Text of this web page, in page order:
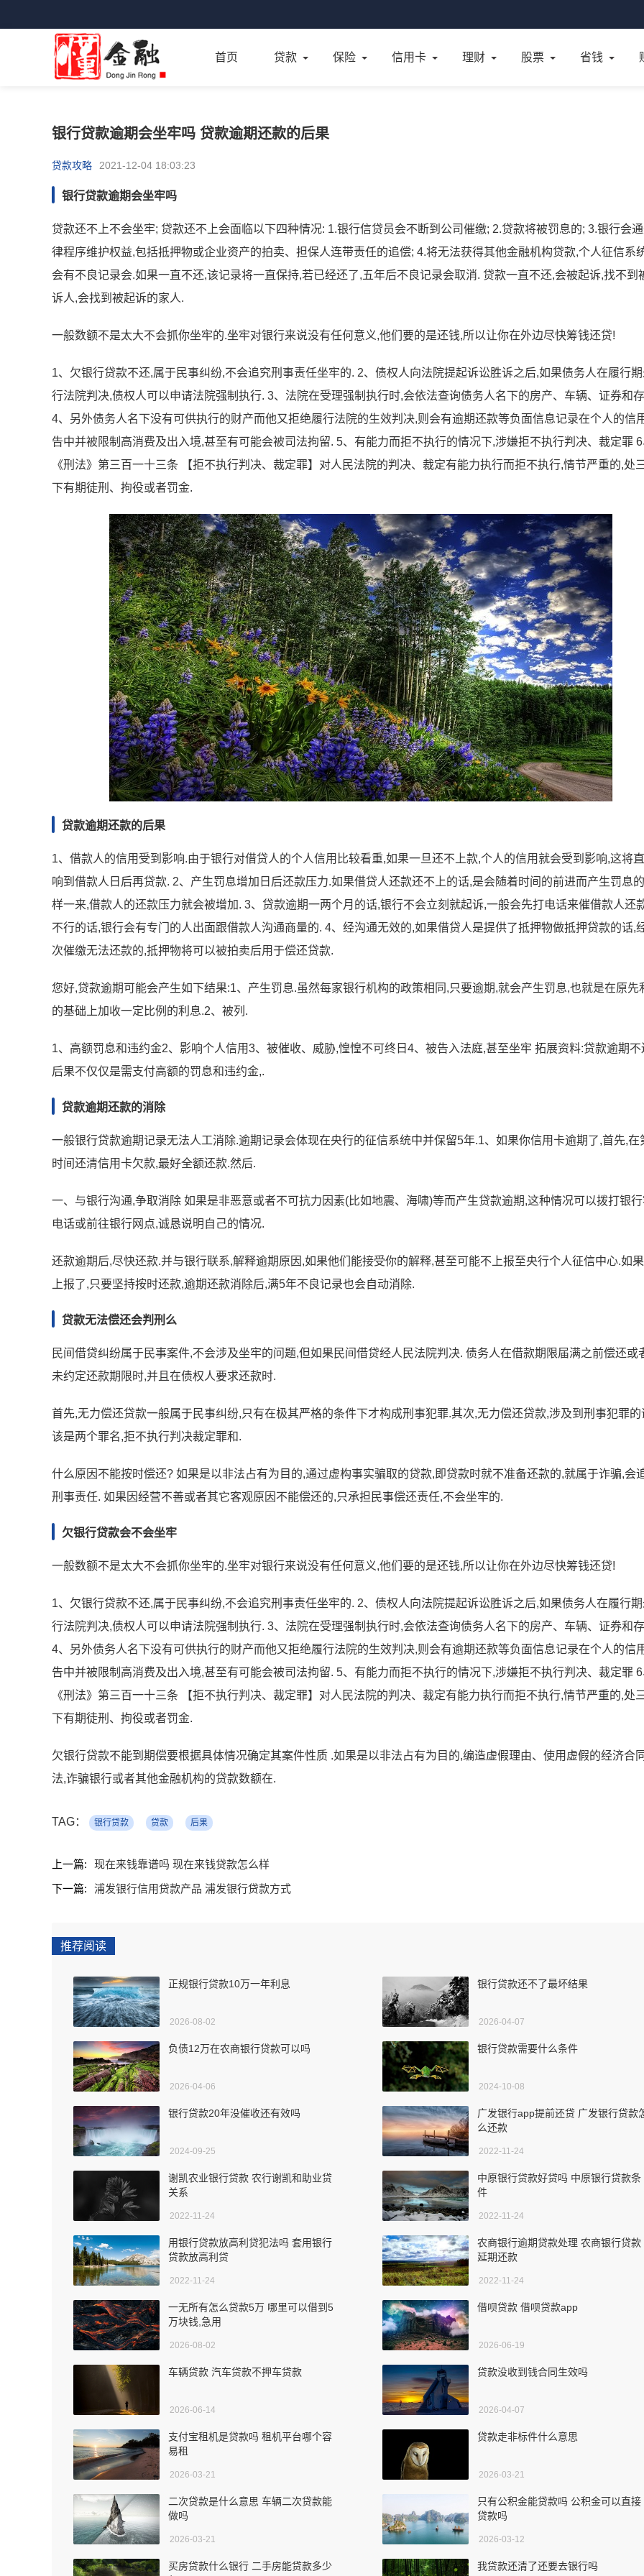
首页 贷款 保险 信用卡 理财 股票 省钱
银行贷款逾期会坐牢吗 贷款逾期还款的后果
贷款攻略 2021-12-04 18:03:23
银行贷款逾期会坐牢吗
贷款还不上不会坐牢; 贷款还不上会面临以下四种情况: 1.银行信贷员会不断到公司催缴; 2.贷款将被罚息的; 3.银行会
律程序维护权益,包括抵押物或企业资产的拍卖、担保人连带责任的追偿; 4.将无法获得其他金融机构贷款,个人征信系
会有不良记录会.如果一直不还,该记录将一直保持,若已经还了,五年后不良记录会取消. 贷款一直不还,会被起诉,找不到
诉人,会找到被起诉的家人.
一般数额不是太大不会抓你坐牢的.坐牢对银行来说没有任何意义,他们要的是还钱,所以让你在外边尽快筹钱还贷!
1、欠银行贷款不还,属于民事纠纷,不会追究刑事责任坐牢的. 2、债权人向法院提起诉讼胜诉之后,如果债务人在履行
行法院判决,债权人可以申请法院强制执行. 3、法院在受理强制执行时,会依法查询债务人名下的房产、车辆、证券和
4、另外债务人名下没有可供执行的财产而他又拒绝履行法院的生效判决,则会有逾期还款等负面信息记录在个人的信
告中并被限制高消费及出入境,甚至有可能会被司法拘留. 5、有能力而拒不执行的情况下,涉嫌拒不执行判决、裁定罪 6
《刑法》第三百一十三条 【拒不执行判决、裁定罪】对人民法院的判决、裁定有能力执行而拒不执行,情节严重的,处
下有期徒刑、拘役或者罚金.
贷款逾期还款的后果
1、借款人的信用受到影响.由于银行对借贷人的个人信用比较看重,如果一旦还不上款,个人的信用就会受到影响,这将
响到借款人日后再贷款. 2、产生罚息增加日后还款压力.如果借贷人还款还不上的话,是会随着时间的前进而产生罚息
样一来,借款人的还款压力就会被增加. 3、贷款逾期一两个月的话,银行不会立刻就起诉,一般会先打电话来催借款人还
不行的话,银行会有专门的人出面跟借款人沟通商量的. 4、经沟通无效的,如果借贷人是提供了抵押物做抵押贷款的话,
次催缴无法还款的,抵押物将可以被拍卖后用于偿还贷款.
您好,贷款逾期可能会产生如下结果:1、产生罚息.虽然每家银行机构的政策相同,只要逾期,就会产生罚息,也就是在原先
的基础上加收一定比例的利息.2、被列.
1、高额罚息和违约金2、影响个人信用3、被催收、威胁,惶惶不可终日4、被告入法庭,甚至坐牢 拓展资料:贷款逾期不
后果不仅仅是需支付高额的罚息和违约金,.
贷款逾期还款的消除
一般银行贷款逾期记录无法人工消除.逾期记录会体现在央行的征信系统中并保留5年.1、如果你信用卡逾期了,首先,在
时间还清信用卡欠款,最好全额还款.然后.
一、与银行沟通,争取消除 如果是非恶意或者不可抗力因素(比如地震、海啸)等而产生贷款逾期,这种情况可以拨打银
电话或前往银行网点,诚恳说明自己的情况.
还款逾期后,尽快还款.并与银行联系,解释逾期原因,如果他们能接受你的解释,甚至可能不上报至央行个人征信中心.如
上报了,只要坚持按时还款,逾期还款消除后,满5年不良记录也会自动消除.
贷款无法偿还会判刑么
民间借贷纠纷属于民事案件,不会涉及坐牢的问题,但如果民间借贷经人民法院判决. 债务人在借款期限届满之前偿还或
未约定还款期限时,并且在债权人要求还款时.
首先,无力偿还贷款一般属于民事纠纷,只有在极其严格的条件下才构成刑事犯罪.其次,无力偿还贷款,涉及到刑事犯罪的
该是两个罪名,拒不执行判决裁定罪和.
什么原因不能按时偿还? 如果是以非法占有为目的,通过虚构事实骗取的贷款,即贷款时就不准备还款的,就属于诈骗,会
刑事责任. 如果因经营不善或者其它客观原因不能偿还的,只承担民事偿还责任,不会坐牢的.
欠银行贷款会不会坐牢
一般数额不是太大不会抓你坐牢的.坐牢对银行来说没有任何意义,他们要的是还钱,所以让你在外边尽快筹钱还贷!
1、欠银行贷款不还,属于民事纠纷,不会追究刑事责任坐牢的. 2、债权人向法院提起诉讼胜诉之后,如果债务人在履行
行法院判决,债权人可以申请法院强制执行. 3、法院在受理强制执行时,会依法查询债务人名下的房产、车辆、证券和
4、另外债务人名下没有可供执行的财产而他又拒绝履行法院的生效判决,则会有逾期还款等负面信息记录在个人的信
告中并被限制高消费及出入境,甚至有可能会被司法拘留. 5、有能力而拒不执行的情况下,涉嫌拒不执行判决、裁定罪 6
《刑法》第三百一十三条 【拒不执行判决、裁定罪】对人民法院的判决、裁定有能力执行而拒不执行,情节严重的,处
下有期徒刑、拘役或者罚金.
欠银行贷款不能到期偿要根据具体情况确定其案件性质 .如果是以非法占有为目的,编造虚假理由、使用虚假的经济合
法,诈骗银行或者其他金融机构的贷款数额在.
TAG： 银行贷款 贷款 后果
上一篇:
现在来钱靠谱吗 现在来钱贷款怎么样
下一篇:
浦发银行信用贷款产品 浦发银行贷款方式
推荐阅读
正规银行贷款10万一年利息
2026-08-02
银行贷款还不了最坏结果
2026-04-07
负债12万在农商银行贷款可以吗
2026-04-06
银行贷款需要什么条件
2024-10-08
银行贷款20年没催收还有效吗
2024-09-25
广发银行app提前还贷 广发银行贷款
么还款
2022-11-24
谢凯农业银行贷款 农行谢凯和助业贷
关系
2022-11-24
中原银行贷款好贷吗 中原银行贷款条
件
2022-11-24
用银行贷款放高利贷犯法吗 套用银行
贷款放高利贷
2022-11-24
农商银行逾期贷款处理 农商银行贷款
延期还款
2022-11-24
一无所有怎么贷款5万 哪里可以借到5
万块钱,急用
2026-08-02
借呗贷款 借呗贷款app
2026-06-19
车辆贷款 汽车贷款不押车贷款
2026-06-14
贷款没收到钱合同生效吗
2026-04-07
支付宝租机是贷款吗 租机平台哪个容
易租
2026-03-21
贷款走非标件什么意思
2026-03-21
二次贷款是什么意思 车辆二次贷款能
做吗
2026-03-21
只有公积金能贷款吗 公积金可以直接
贷款吗
2026-03-12
买房贷款什么银行 二手房能贷款多少
我贷款还清了还要去银行吗